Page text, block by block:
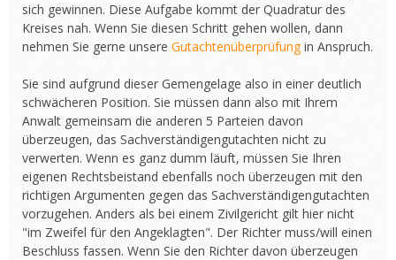
sich gewinnen. Diese Aufgabe kommt der Quadratur des
Kreises nah. Wenn Sie diesen Schritt gehen wollen, dann
nehmen Sie gerne unsere Gutachtenüberprüfungin Anspruch.
Sie sind aufgrund dieser Gemengelage also in einer deutlich
schwächeren Position. Sie müssen dann also mit Ihrem
Anwalt gemeinsam die anderen 5 Parteien davon
überzeugen, das Sachverständigengutachten nicht zu
verwerten. Wenn es ganz dumm läuft, müssen Sie Ihren
eigenen Rechtsbeistand ebenfalls noch überzeugen mit den
richtigen Argumenten gegen das Sachverständigengutachten
vorzugehen. Anders als bei einem Zivilgericht gilt hier nicht
"im Zweifel für den Angeklagten". Der Richter muss/will einen
Beschluss fassen. Wenn Sie den Richter davon überzeugen